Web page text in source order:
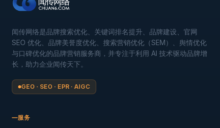
闻传网络是品牌搜索优化、关键词排名提升、品牌建设、官网
SEO 优化、品牌美誉度优化、搜索营销优化（SEM）、舆情优化
与口碑优化的品牌营销服务商，并专注于利用 AI 技术驱动品牌增
长，助力企业闻传天下。
GEO · SEO · EPR · AIGC
服务